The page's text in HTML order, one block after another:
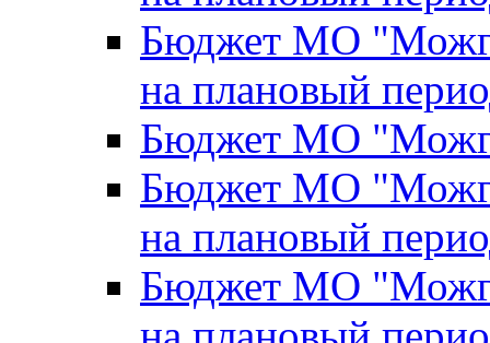
Бюджет МО
на плановый
Бюджет МО
Бюджет МО
на плановый
Бюджет МО